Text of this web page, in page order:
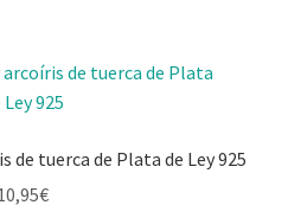
de tuerca de Plata de Ley 925
€